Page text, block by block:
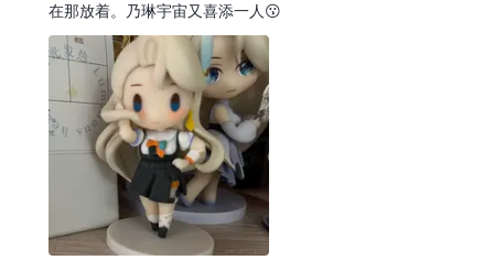
在那放着。乃琳宇宙又喜添一人😗